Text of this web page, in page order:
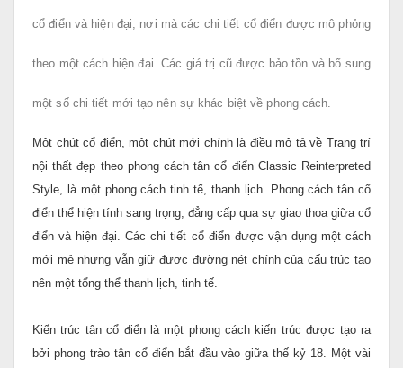
cổ điển và hiện đại, nơi mà các chi tiết cổ điển được mô phỏng
theo một cách hiện đại. Các giá trị cũ được bảo tồn và bổ sung
một số chi tiết mới tạo nên sự khác biệt về phong cách.
Một chút cổ điển, một chút mới chính là điều mô tả về Trang trí
nội thất đẹp theo phong cách tân cổ điển Classic Reinterpreted
Style, là một phong cách tinh tế, thanh lịch. Phong cách tân cổ
điển thể hiện tính sang trọng, đẳng cấp qua sự giao thoa giữa cổ
điển và hiện đại.Các chi tiết cổ điển được vận dụng một cách
mới mẻ nhưng vẫn giữ được đường nét chính của cấu trúc tạo
nên một tổng thể thanh lịch, tinh tế.
Kiến trúc tân cổ điển là một phong cách kiến trúc được tạo ra
bởi phong trào tân cổ điển bắt đầu vào giữa thế kỷ 18. Một vài